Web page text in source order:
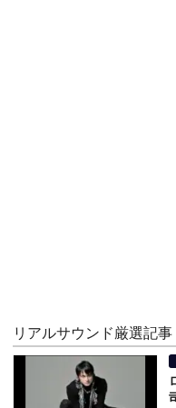
リアルサウンド厳選記事